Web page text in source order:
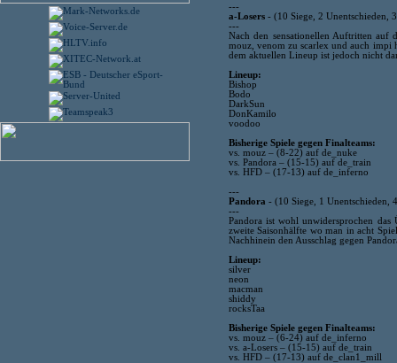
---
a-Losers - (10 Siege, 2 Unentschieden,
---
Nach den sensationellen Auftritten auf
mouz, venom zu scarlex und auch impi
dem aktuellen Lineup ist jedoch nicht
Lineup:
Bishop
Bodo
DarkSun
DonKamilo
voodoo
Bisherige Spiele gegen Finalteams:
vs. mouz – (8-22) auf de_nuke
vs. Pandora – (15-15) auf de_train
vs. HFD – (17-13) auf de_inferno
---
Pandora - (10 Siege, 1 Unentschieden,
---
Pandora ist wohl unwidersprochen das
zweite Saisonhälfte wo man in acht
Nachhinein den Ausschlag gegen
Lineup:
silver
neon
macman
shiddy
rocksTaa
Bisherige Spiele gegen Finalteams:
vs. mouz – (6-24) auf de_inferno
vs. a-Losers – (15-15) auf de_train
vs. HFD – (17-13) auf de_clan1_mill